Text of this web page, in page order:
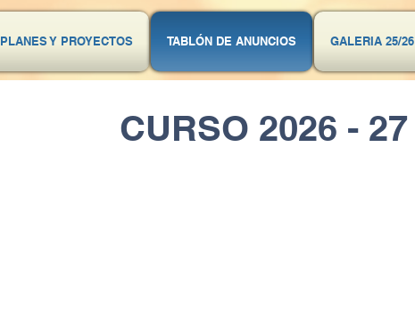
PLANES Y PROYECTOS TABLÓN DE ANUNCIOS GALERIA 25/26
CURSO 2026 - 27